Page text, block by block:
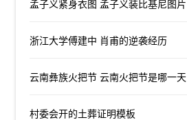
孟子义紧身衣图 孟子义装比基尼图片
浙江大学傅建中 肖甫的逆袭经历
云南彝族火把节 云南火把节是哪一天
村委会开的土葬证明模板